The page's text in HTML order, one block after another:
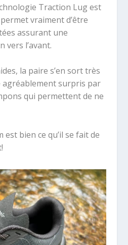
Traction Lug est
vraiment d’être
assurant une
vers l’avant.
la paire s’en sort très
agréablement surpris par
qui permettent de ne
est bien ce qu’il se fait de